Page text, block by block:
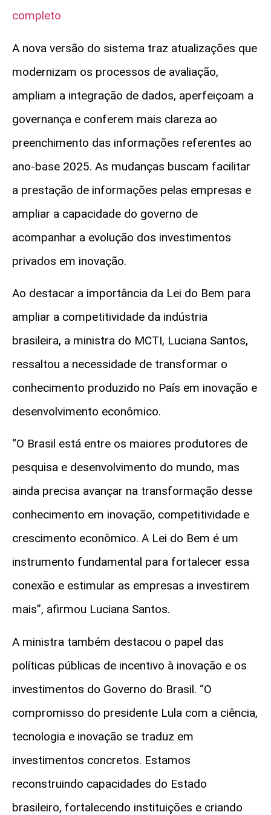
completo
A nova versão do sistema traz atualizações que
modernizam os processos de avaliação,
ampliam a integração de dados, aperfeiçoam a
governança e conferem mais clareza ao
preenchimento das informações referentes ao
ano-base 2025. As mudanças buscam facilitar
a prestação de informações pelas empresas e
ampliar a capacidade do governo de
acompanhar a evolução dos investimentos
privados em inovação.
Ao destacar a importância da Lei do Bem para
ampliar a competitividade da indústria
brasileira, a ministra do MCTI, Luciana Santos,
ressaltou a necessidade de transformar o
conhecimento produzido no País em inovação e
desenvolvimento econômico.
“O Brasil está entre os maiores produtores de
pesquisa e desenvolvimento do mundo, mas
ainda precisa avançar na transformação desse
conhecimento em inovação, competitividade e
crescimento econômico. A Lei do Bem é um
instrumento fundamental para fortalecer essa
conexão e estimular as empresas a investirem
mais”, afirmou Luciana Santos.
A ministra também destacou o papel das
políticas públicas de incentivo à inovação e os
investimentos do Governo do Brasil. “O
compromisso do presidente Lula com a ciência,
tecnologia e inovação se traduz em
investimentos concretos. Estamos
reconstruindo capacidades do Estado
brasileiro, fortalecendo instituições e criando